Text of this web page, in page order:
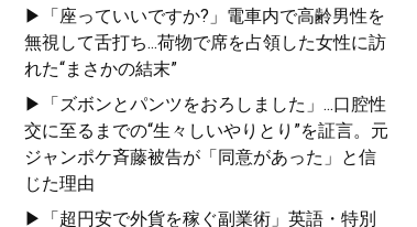
▶「座っていいですか?」電車内で高齢男性を
無視して舌打ち...荷物で席を占領した女性に訪
れた“まさかの結末”
▶「ズボンとパンツをおろしました」...口腔性
交に至るまでの“生々しいやりとり”を証言。元
ジャンポケ斉藤被告が「同意があった」と信
じた理由
▶「超円安で外貨を稼ぐ副業術」英語・特別